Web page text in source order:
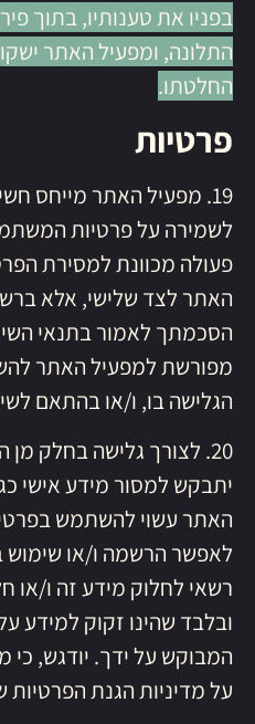
בפניו את טענותיו, בתוך
התלונה, ומפעיל האתר
החלטתו.
פרטיות
19. מפעיל האתר מייחס
לשמירה על פרטיות
פעולה מכוונת למסירת
האתר לצד שלישי, אלא
הסכמתך לאמור בתנאי
מפורשת למפעיל האתר
הגלישה בו, ו/או בהתאם
20. לצורך גלישה בחלק
יתבקש למסור מידע אישי
האתר עשוי להשתמש
לאפשר הרשמה ו/או שימוש
רשאי לחלוק מידע זה ו/או
ובלבד שהינו זקוק
המבוקש על ידך. יודגש, כי
על מדיניות הגנת הפרטיות